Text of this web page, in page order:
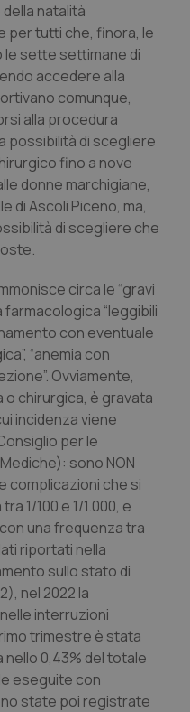
Trento
Ulcerosa
neurodegenerative
natalità
per tutti che, finora, le
le sette settimane di
accedere alla
comunque,
alla procedura
possibilità di scegliere
fino a nove
donne marchigiane,
di Ascoli Piceno, ma,
di scegliere che
circa le “gravi
“leggibili
con eventuale
“anemia con
Ovviamente,
o chirurgica, è gravata
incidenza viene
per le
sono NON
complicazioni che si
1/100 e 1/1.000, e
una frequenza tra
riportati nella
sullo stato di
nel 2022 la
interruzioni
trimestre è stata
nello 0,43% del totale
eseguite con
state poi registrate